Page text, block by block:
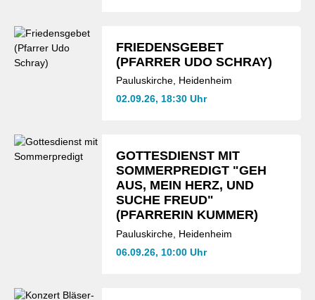
FRIEDENSGEBET
(PFARRER UDO SCHRAY)
Pauluskirche, Heidenheim
02.09.26, 18:30 Uhr
GOTTESDIENST MIT
SOMMERPREDIGT "GEH
AUS, MEIN HERZ, UND
SUCHE FREUD"
(PFARRERIN KUMMER)
Pauluskirche, Heidenheim
06.09.26, 10:00 Uhr